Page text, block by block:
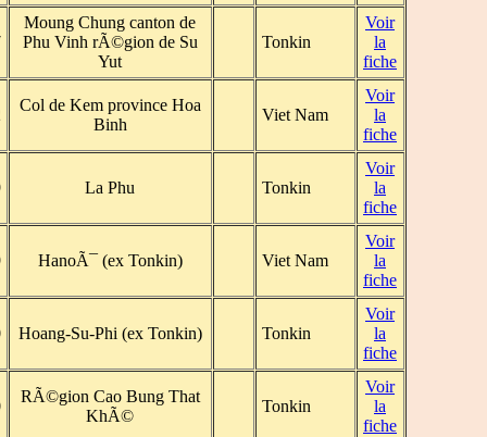
Moung Chung canton de
Phu Vinh rÃ©gion de Su
Yut
Tonkin
Voir
la
fiche
Col de Kem province Hoa
Binh
Viet Nam
Voir
la
fiche
La Phu Tonkin
Voir
la
fiche
HanoÃ¯ (ex Tonkin) Viet Nam
Voir
la
fiche
Hoang-Su-Phi (ex Tonkin) Tonkin
Voir
la
fiche
RÃ©gion Cao Bung That
KhÃ©
Tonkin
Voir
la
fiche